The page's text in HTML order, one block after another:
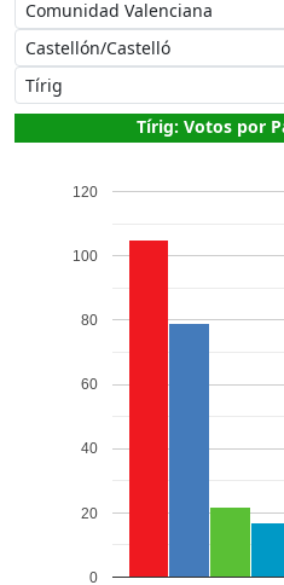
Tírig: Votos por
0
20
40
60
80
100
120